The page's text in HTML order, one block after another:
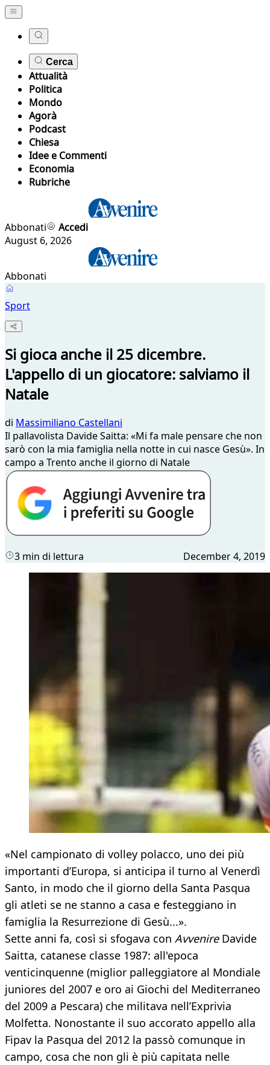
Cerca
Attualità
Politica
Mondo
Agorà
Podcast
Chiesa
Idee e Commenti
Economia
Rubriche
Abbonati
Accedi
August 6, 2026
Abbonati
Sport
Si gioca anche il 25 dicembre.
L'appello di un giocatore: salviamo il
Natale
di Massimiliano Castellani
Il pallavolista Davide Saitta: «Mi fa male pensare che non
sarò con la mia famiglia nella notte in cui nasce Gesù». In
campo a Trento anche il giorno di Natale
3 min di lettura December 4, 2019
«Nel campionato di volley polacco, uno dei più
importanti d’Europa, si anticipa il turno al Venerdì
Santo, in modo che il giorno della Santa Pasqua
gli atleti se ne stanno a casa e festeggiano in
famiglia la Resurrezione di Gesù...».
Sette anni fa, così si sfogava con Avvenire Davide
Saitta, catanese classe 1987: all'epoca
venticinquenne (miglior palleggiatore al Mondiale
juniores del 2007 e oro ai Giochi del Mediterraneo
del 2009 a Pescara) che militava nell’Exprivia
Molfetta. Nonostante il suo accorato appello alla
Fipav la Pasqua del 2012 la passò comunque in
campo, cosa che non gli è più capitata nelle